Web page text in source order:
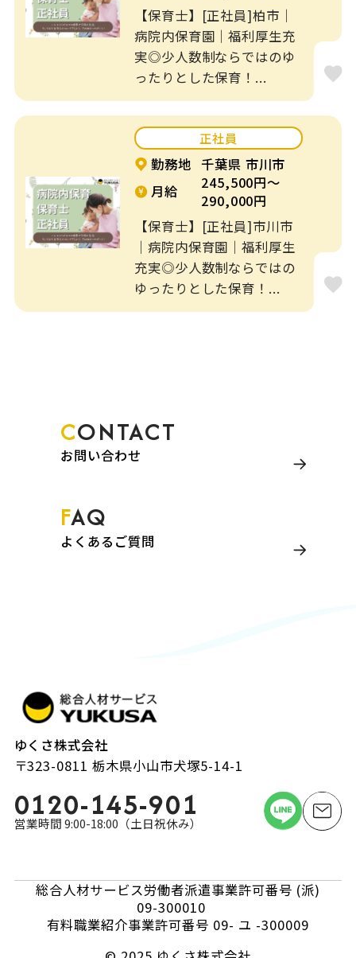
【保育士】[正社員]柏市｜
病院内保育園｜福利厚生充
実◎少人数制ならではのゆ
ったりとした保育！...
正社員
勤務地 千葉県 市川市
月給
245,500円～
290,000円
【保育士】[正社員]市川市
｜病院内保育園｜福利厚生
充実◎少人数制ならではの
ゆったりとした保育！...
CONTACT
お問い合わせ
FAQ
よくあるご質問
ゆくさ株式会社
〒323-0811 栃木県小山市犬塚5-14-1
0120-145-901
営業時間 9:00-18:00（土日祝休み）
総合人材サービス労働者派遣事業許可番号 (派)
09-300010
有料職業紹介事業許可番号 09- ユ -300009